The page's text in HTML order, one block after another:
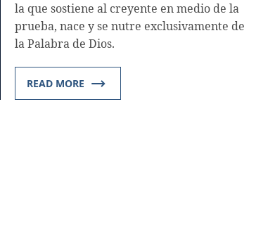
la que sostiene al creyente en medio de la
prueba, nace y se nutre exclusivamente de
la Palabra de Dios.
READ MORE